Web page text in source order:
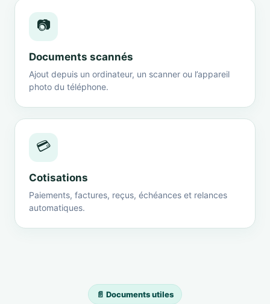
📷
Documents scannés
Ajout depuis un ordinateur, un scanner ou l’appareil
photo du téléphone.
💳
Cotisations
Paiements, factures, reçus, échéances et relances
automatiques.
📄 Documents utiles